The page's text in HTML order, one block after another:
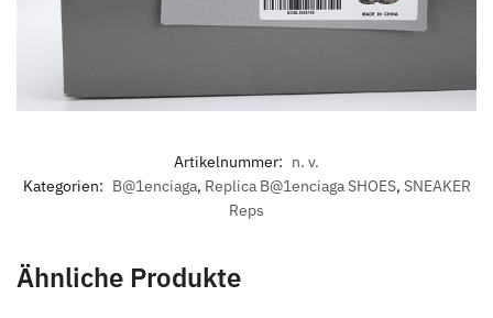
Artikelnummer: n. v.
Kategorien: B@1enciaga, Replica B@1enciaga SHOES, SNEAKER
Reps
Ähnliche Produkte